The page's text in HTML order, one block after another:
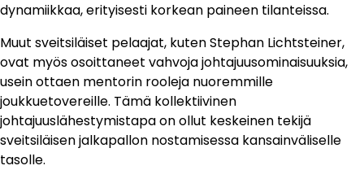
dynamiikkaa, erityisesti korkean paineen tilanteissa.
Muut sveitsiläiset pelaajat, kuten Stephan Lichtsteiner,
ovat myös osoittaneet vahvoja johtajuusominaisuuksia,
usein ottaen mentorin rooleja nuoremmille
joukkuetovereille. Tämä kollektiivinen
johtajuuslähestymistapa on ollut keskeinen tekijä
sveitsiläisen jalkapallon nostamisessa kansainväliselle
tasolle.